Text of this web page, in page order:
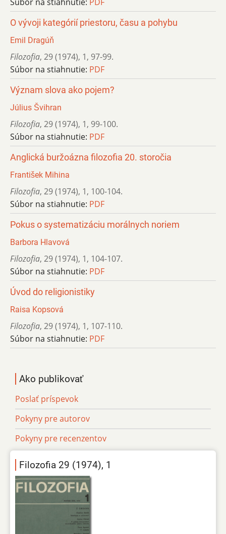
O vývoji kategórií priestoru, času a pohybu
Emil Dragúň
Filozofia, 29 (1974), 1, 97-99.
Súbor na stiahnutie: PDF
Význam slova ako pojem?
Július Švihran
Filozofia, 29 (1974), 1, 99-100.
Súbor na stiahnutie: PDF
Anglická buržoázna filozofia 20. storočia
František Mihina
Filozofia, 29 (1974), 1, 100-104.
Súbor na stiahnutie: PDF
Pokus o systematizáciu morálnych noriem
Barbora Hlavová
Filozofia, 29 (1974), 1, 104-107.
Súbor na stiahnutie: PDF
Úvod do religionistiky
Raisa Kopsová
Filozofia, 29 (1974), 1, 107-110.
Súbor na stiahnutie: PDF
Ako publikovať
Poslať príspevok
Pokyny pre autorov
Pokyny pre recenzentov
Filozofia 29 (1974), 1